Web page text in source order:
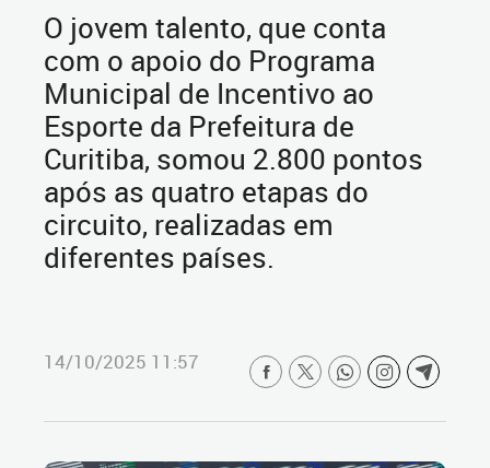
O jovem talento, que conta
com o apoio do Programa
Municipal de Incentivo ao
Esporte da Prefeitura de
Curitiba, somou 2.800 pontos
após as quatro etapas do
circuito, realizadas em
diferentes países.
14/10/2025 11:57